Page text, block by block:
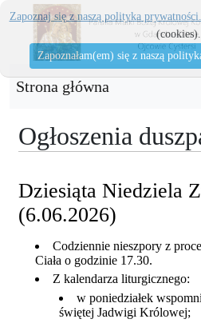
Strona główna
Ogłoszenia
Dziesiąta Niedziela
(6.06.2026)
Codziennie nieszpory z
Ciała o godzinie 17.30.
Z kalendarza liturgicznego:
w poniedziałek
świętej Jadwigi Królowej;
Zapoznaj się z naszą polityka prywatności.
(cookies).
Zapoznałam(em) się z naszą